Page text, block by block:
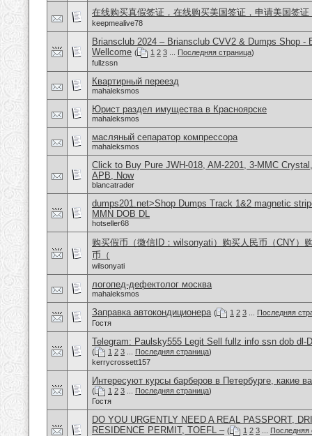
在线购买真假签证，在线购买美国签证，申请美国签证
keepmealive78
Briansclub 2024 – Briansclub CVV2 & Dumps Shop -
Wellcome ( 1 2 3 Последняя страница)
fullzssn
Квартирный переезд
mahaleksmos
Юрист раздел имущества в Красноярске
mahaleksmos
масляный сепаратор компрессора
mahaleksmos
Click to Buy Pure JWH-018, AM-2201, 3-MMC
APB, Now
blancatrader
dumps201.net>Shop Dumps Track 1&2 magnetic
MMN DOB DL
hotseller68
购买假币（微信ID：wilsonyati）购买人民币（CNY）
币（
wilsonyati
логопед-дефектолог москва
mahaleksmos
Заправка автокондиционера ( 1 2 3
Последняя
Гостя
Telegram: Paulsky555 Legit Sell fullz info ssn dob dl-
( 1 2 3 Последняя страница)
kerrycrossett157
Интересуют курсы барберов в Петербурге, какие
( 1 2 3 Последняя страница)
Гостя
DO YOU URGENTLY NEED A REAL PASSPORT,
RESIDENCE PERMIT, TOEFL – ( 1 2 3
Последняя